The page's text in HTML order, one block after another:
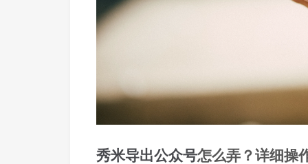
秀米导出公众号怎么弄？详细操